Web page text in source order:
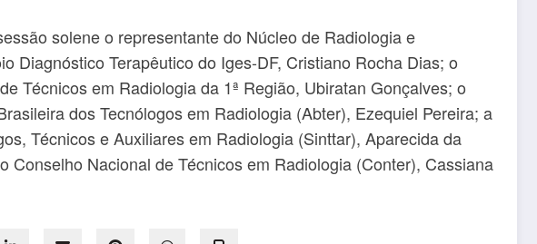
solene o representante do Núcleo de Radiologia e
Diagnóstico Terapêutico do Iges-DF, Cristiano Rocha Dias; o
Técnicos em Radiologia da 1ª Região, Ubiratan Gonçalves; o
dos Tecnólogos em Radiologia (Abter), Ezequiel Pereira; a
Técnicos e Auxiliares em Radiologia (Sinttar), Aparecida da
Conselho Nacional de Técnicos em Radiologia (Conter), Cassiana